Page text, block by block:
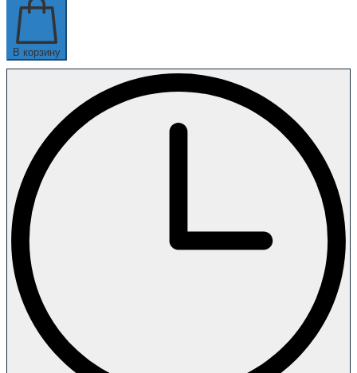
В корзину